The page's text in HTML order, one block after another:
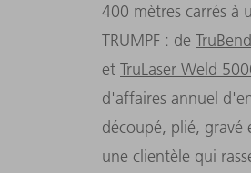
400 mètres carrés à
TRUMPF : de
et TruLaser Weld
d'affaires annuel
découpé, plié, gravé
une clientèle qui